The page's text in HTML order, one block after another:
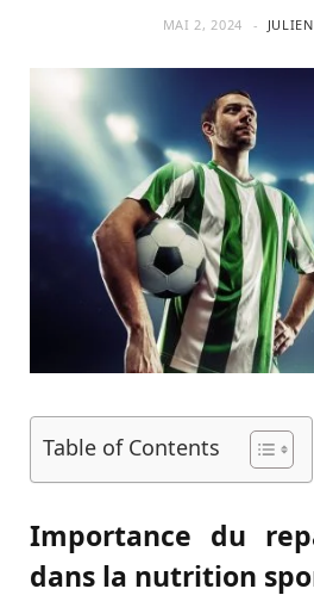
MAI 2, 2024
Table of Contents
Importance du
dans la nutrition